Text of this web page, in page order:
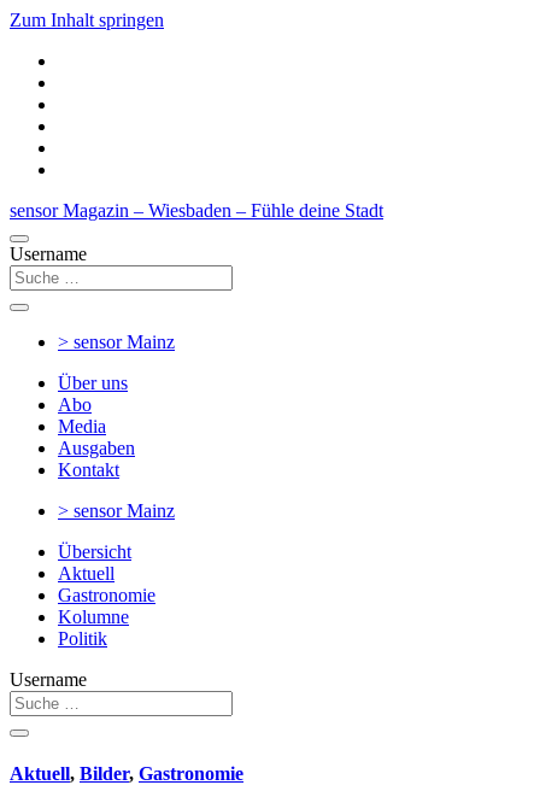
Zum Inhalt springen
sensor Magazin – Wiesbaden – Fühle deine Stadt
Username
> sensorMainz
Über uns
Abo
Media
Ausgaben
Kontakt
> sensorMainz
Übersicht
Aktuell
Gastronomie
Kolumne
Politik
Username
Aktuell, Bilder, Gastronomie